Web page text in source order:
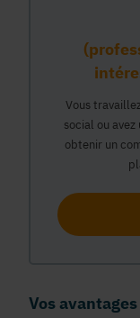
Vous
social ou
obtenir un
Vos